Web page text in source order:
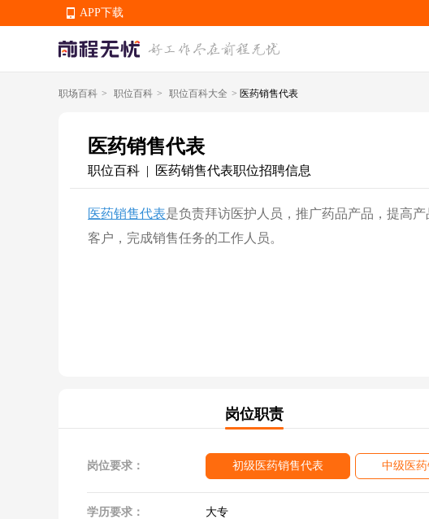
APP下载
职场百科 > 职位百科 > 职位百科大全 > 医药销售代表
医药销售代表
职位百科 | 医药销售代表职位招聘信息
医药销售代表是负责拜访医护人员，推广药品产品，提高
客户，完成销售任务的工作人员。
岗位职责
岗位要求： 初级医药销售代表 中级医
学历要求： 大专